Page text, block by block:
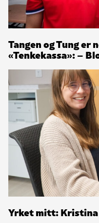
Tangen og Tung er
«Tenkekassa»: –
Yrket mitt: Kristina